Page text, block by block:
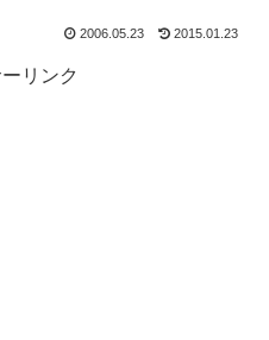
2006.05.23 2015.01.23
リンク